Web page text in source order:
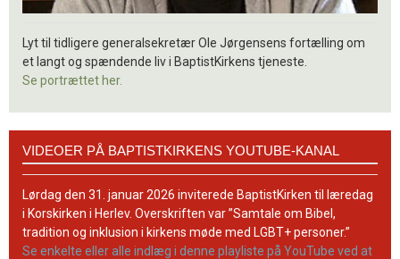
Lyt til tidligere generalsekretær Ole Jørgensens fortælling om
et langt og spændende liv i BaptistKirkens tjeneste.
Se portrættet her.
BaptistKirkens
YouTube-
kanal
VIDEOER PÅ BAPTISTKIRKENS YOUTUBE-KANAL
Lørdag den 31. januar 2026 inviterede BaptistKirken til læredag
i Korskirken i Herlev. Overskriften var ”Samtale om Bibel,
tradition og inklusion i kirkens møde med LGBT+ personer.”
Se enkelte eller alle indlæg i denne playliste på YouTube ved at